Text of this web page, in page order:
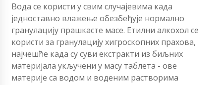
Вода се користи у свим случајевима када
једноставно влажење обезбеђује нормално
гранулацију прашкасте масе. Етилни алкохол се
користи за гранулацију хигроскопних прахова,
најчешће када су суви екстракти из биљних
материјала укључени у масу таблета - ове
материје са водом и воденим растворима